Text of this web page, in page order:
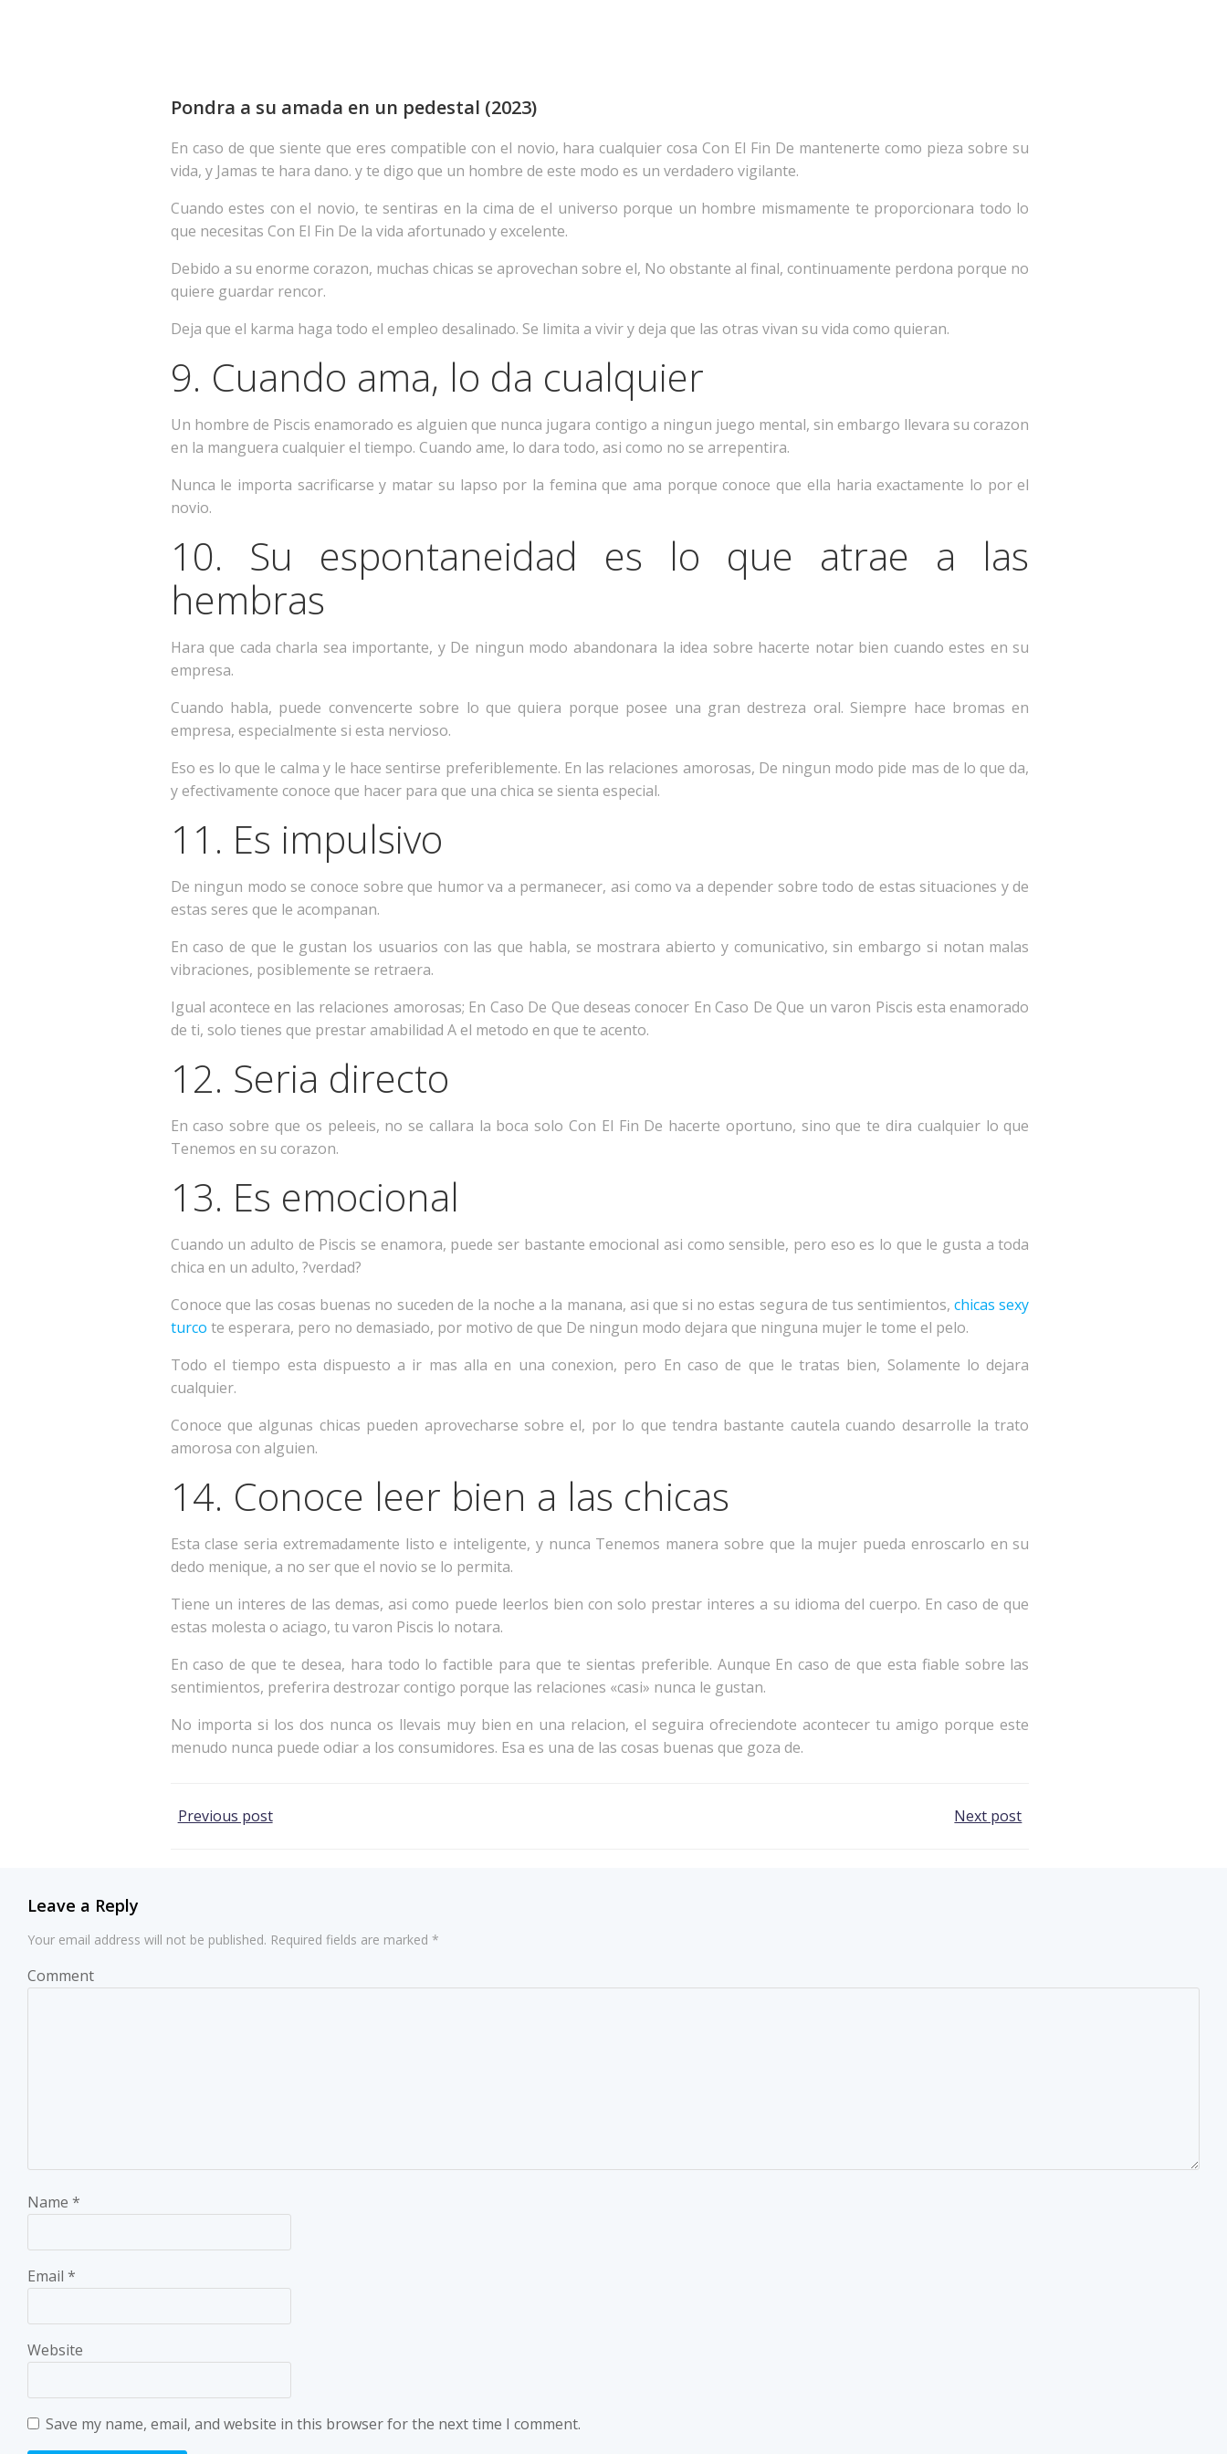
Pondra a su amada en un pedestal (2023)
En caso de que siente que eres compatible con el novio, hara cualquier cosa Con El Fin De mantenerte como pieza sobre su
vida, y Jamas te hara dano. y te digo que un hombre de este modo es un verdadero vigilante.
Cuando estes con el novio, te sentiras en la cima de el universo porque un hombre mismamente te proporcionara todo lo
que necesitas Con El Fin De la vida afortunado y excelente.
Debido a su enorme corazon, muchas chicas se aprovechan sobre el, No obstante al final, continuamente perdona porque no
quiere guardar rencor.
Deja que el karma haga todo el empleo desalinado. Se limita a vivir y deja que las otras vivan su vida como quieran.
9. Cuando ama, lo da cualquier
Un hombre de Piscis enamorado es alguien que nunca jugara contigo a ningun juego mental, sin embargo llevara su corazon
en la manguera cualquier el tiempo. Cuando ame, lo dara todo, asi­ como no se arrepentira.
Nunca le importa sacrificarse y matar su lapso por la femina que ama porque conoce que ella haria exactamente lo por el
novio.
10. Su espontaneidad es lo que atrae a las
hembras
Hara que cada charla sea importante, y De ningun modo abandonara la idea sobre hacerte notar bien cuando estes en su
empresa.
Cuando habla, puede convencerte sobre lo que quiera porque posee una gran destreza oral. Siempre hace bromas en
empresa, especialmente si esta nervioso.
Eso es lo que le calma y le hace sentirse preferiblemente. En las relaciones amorosas, De ningun modo pide mas de lo que da,
y efectivamente conoce que hacer para que una chica se sienta especial.
11. Es impulsivo
De ningun modo se conoce sobre que humor va a permanecer, asi­ como va a depender sobre todo de estas situaciones y de
estas seres que le acompanan.
En caso de que le gustan los usuarios con las que habla, se mostrara abierto y comunicativo, sin embargo si notan malas
vibraciones, posiblemente se retraera.
Igual acontece en las relaciones amorosas; En Caso De Que deseas conocer En Caso De Que un varon Piscis esta enamorado
de ti, solo tienes que prestar amabilidad A el metodo en que te acento.
12. Seri­a directo
En caso sobre que os peleeis, no se callara la boca solo Con El Fin De hacerte oportuno, sino que te dira cualquier lo que
Tenemos en su corazon.
13. Es emocional
Cuando un adulto de Piscis se enamora, puede ser bastante emocional asi­ como sensible, pero eso es lo que le gusta a toda
chica en un adulto, ?verdad?
Conoce que las cosas buenas no suceden de la noche a la manana, asi que si no estas segura de tus sentimientos,chicas sexy
turco te esperara, pero no demasiado, por motivo de que De ningun modo dejara que ninguna mujer le tome el pelo.
Todo el tiempo esta dispuesto a ir mas alla en una conexion, pero En caso de que le tratas bien, Solamente lo dejara
cualquier.
Conoce que algunas chicas pueden aprovecharse sobre el, por lo que tendra bastante cautela cuando desarrolle la trato
amorosa con alguien.
14. Conoce leer bien a las chicas
Esta clase seri­a extremadamente listo e inteligente, y nunca Tenemos manera sobre que la mujer pueda enroscarlo en su
dedo menique, a no ser que el novio se lo permita.
Tiene un interes de las demas, asi­ como puede leerlos bien con solo prestar interes a su idioma del cuerpo. En caso de que
estas molesta o aciago, tu varon Piscis lo notara.
En caso de que te desea, hara todo lo factible para que te sientas preferible. Aunque En caso de que esta fiable sobre las
sentimientos, preferira destrozar contigo porque las relaciones «casi» nunca le gustan.
No importa si los dos nunca os llevais muy bien en una relacion, el seguira ofreciendote acontecer tu amigo porque este
menudo nunca puede odiar a los consumidores. Esa es una de las cosas buenas que goza de.
Post
Previous post Next post
Leave a Reply
Your email address will not be published. Required fields are marked *
Comment
Name *
Email *
Website
Save my name, email, and website in this browser for the next time I comment.